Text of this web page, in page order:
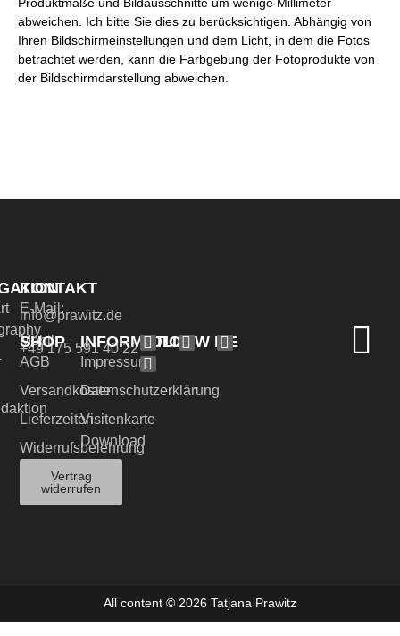
abweichen. Ich bitte Sie dies zu berücksichtigen. Abhängig von
Ihren Bildschirmeinstellungen und dem Licht, in dem die Fotos
betrachtet werden, kann die Farbgebung der Fotoprodukte von
der Bildschirmdarstellung abweichen.
KONTAKT
E-Mail:
info@prawitz.de
Mobil:
+49 175 591 40 22
SHOP
AGB
Versandkosten
Lieferzeiten
Widerrufsbelehrung
Vertrag
widerrufen
INFORMATION
Impressum
Datenschutzerklärung
Visitenkarte
Download
FOLLOW ME
All content © 2026 Tatjana Prawitz